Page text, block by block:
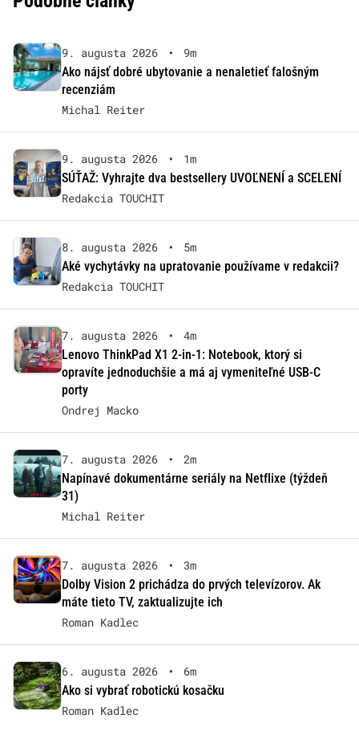
9. augusta 2026 •
9m
Ako nájsť dobré ubytovanie a nenaletieť falošným
recenziám
Michal Reiter
9. augusta 2026 •
1m
SÚŤAŽ: Vyhrajte dva bestsellery UVOĽNENÍ a SCELENÍ
Redakcia TOUCHIT
8. augusta 2026 •
5m
Aké vychytávky na upratovanie používame v redakcii?
Redakcia TOUCHIT
7. augusta 2026 •
4m
Lenovo ThinkPad X1 2-in-1: Notebook, ktorý si
opravíte jednoduchšie a má aj vymeniteľné USB-C
porty
Ondrej Macko
7. augusta 2026 •
2m
Napínavé dokumentárne seriály na Netflixe (týždeň
31)
Michal Reiter
7. augusta 2026 •
3m
Dolby Vision 2 prichádza do prvých televízorov. Ak
máte tieto TV, zaktualizujte ich
Roman Kadlec
6. augusta 2026 •
6m
Ako si vybrať robotickú kosačku
Roman Kadlec